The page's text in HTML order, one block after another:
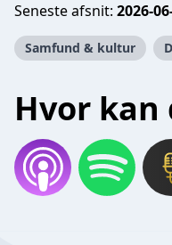
Seneste afsnit: 2026-
Samfund & kultur
Hvor